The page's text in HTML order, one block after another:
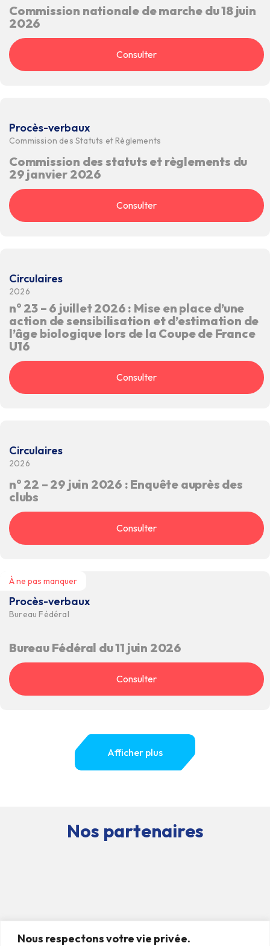
Nous respectons votre vie privée.
Commission nationale de marche du 18 juin
2026
Consulter
Procès-verbaux
Commission des Statuts et Règlements
Commission des statuts et règlements du
29 janvier 2026
Consulter
Circulaires
2026
n° 23 – 6 juillet 2026 : Mise en place d’une
action de sensibilisation et d’estimation de
l’âge biologique lors de la Coupe de France
U16
Consulter
Circulaires
2026
n° 22 – 29 juin 2026 : Enquête auprès des
clubs
Consulter
À ne pas manquer
Procès-verbaux
Bureau Fédéral
Bureau Fédéral du 11 juin 2026
Consulter
Afficher plus
Nos partenaires